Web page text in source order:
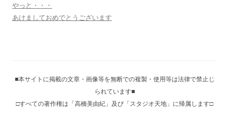
やっと・・・
あけましておめでとうございます
■本サイトに掲載の文章・画像等を無断での複製・使用等は法律で禁止じ
られています■
□すべての著作権は「高橋美由紀」及び「スタジオ天地」に帰属します□